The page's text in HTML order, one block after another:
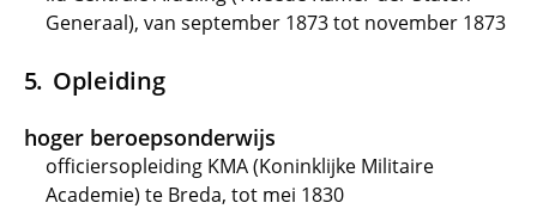
Generaal), van september 1873 tot november 1873
Opleiding
hoger beroepsonderwijs
officiersopleiding KMA (Koninklijke Militaire
Academie) te Breda, tot mei 1830